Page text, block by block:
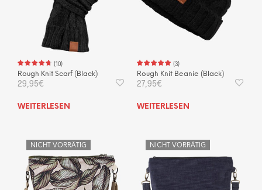
(10)
Rough Knit Scarf (Black)
29,95€
WEITERLESEN
(3)
Rough Knit Beanie (Black)
27,95€
WEITERLESEN
NICHT VORRÄTIG NICHT VORRÄTIG